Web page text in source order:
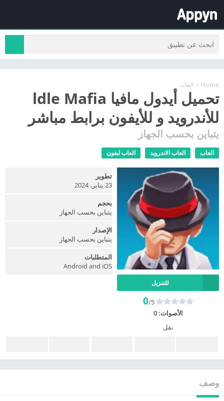
Home
/ العاب
تحميل أيدول مافيا ldle Mafia
للأندرويد و للأيفون برابط مباشر
يتباين بحسب الجهاز
العاب العاب الاندرويد العاب ايفون
للتنزيل
0/5
الأصوات:0
نقل
تطوير
23 يناير، 2024
بحجم
يتباين بحسب الجهاز
الإصدار
يتباين بحسب الجهاز
المتطلبات
Android and iOS
وصف